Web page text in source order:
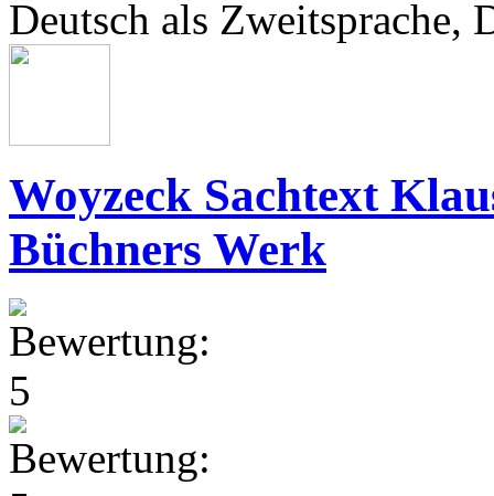
Deutsch als Zweitsprache,
Woyzeck Sachtext
Büchners Werk